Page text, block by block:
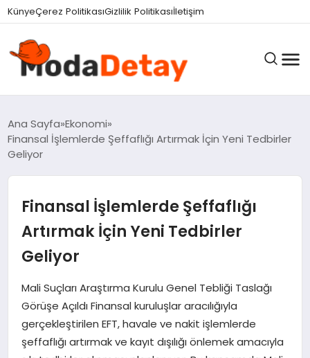
KünyeÇerez PolitikasıGizlilik Politikasıİletişim
GÜNDEM
DÜNYA
EĞITIM
MAGAZIN
Ana Sayfa Ekonomi
Finansal İşlemlerde Şeffaflığı Artırmak İçin Yeni Tedbirler
Geliyor
Finansal İşlemlerde Şeffaflığı
Artırmak İçin Yeni Tedbirler
Geliyor
Mali Suçları Araştırma Kurulu Genel Tebliği Taslağı
Görüşe Açıldı Finansal kuruluşlar aracılığıyla
gerçekleştirilen EFT, havale ve nakit işlemlerde
şeffaflığı artırmak ve kayıt dışılığı önlemek amacıyla